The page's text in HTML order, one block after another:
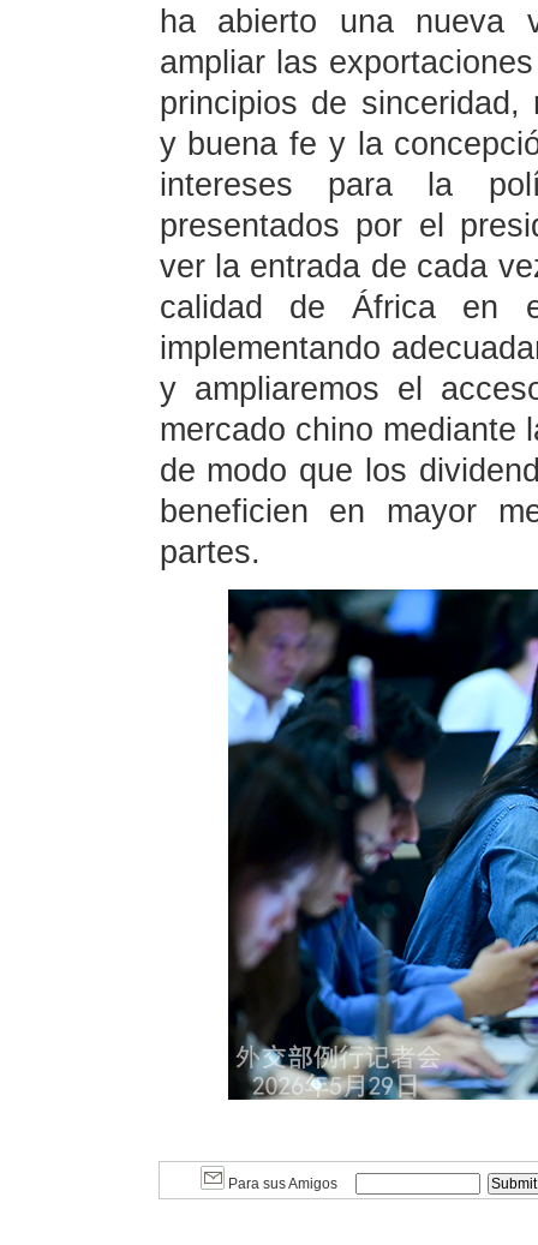
ha abierto una nueva
ampliar las
principios de sinceridad,
y buena fe y la
intereses para la
presentados por el
ver la entrada de cada
calidad de África en
implementando
y ampliaremos el
mercado chino mediante
de modo que los
beneficien en mayor
partes.
Para sus Amigos